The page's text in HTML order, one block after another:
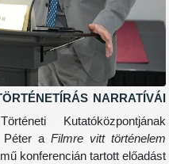
a szaktörténetírás
Történeti
Dr. Illik Péter aFilmre
című konferencián